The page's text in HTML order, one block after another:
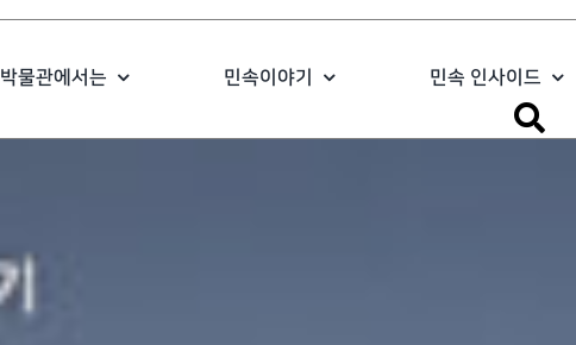
박물관에서는 민속이야기 민속 인사이드